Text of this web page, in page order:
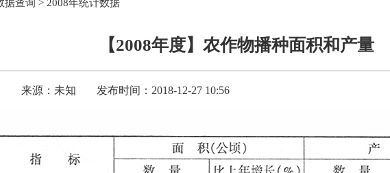
据查询 > 2008年统计数据
【2008年度】农作物播种面积和产量
来源：未知 发布时间：2018-12-27 10:56